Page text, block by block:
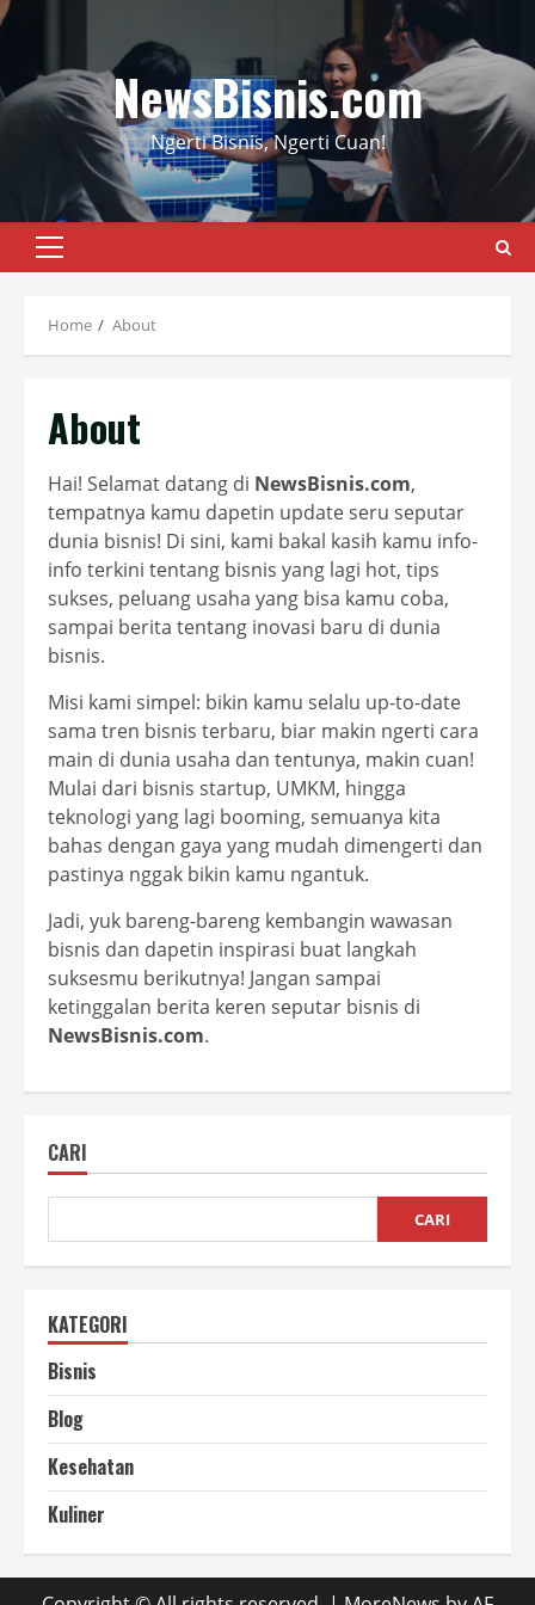
Skip
content
NewsBisnis.com
Ngerti Bisnis, Ngerti Cuan!
Primary
Home About
About
Hai! Selamat datang di NewsBisnis.com,
tempatnya kamu dapetin update seru seputar
dunia bisnis! Di sini, kami bakal kasih kamu info-
info terkini tentang bisnis yang lagi hot, tips
sukses, peluang usaha yang bisa kamu coba,
sampai berita tentang inovasi baru di dunia
bisnis.
Misi kami simpel: bikin kamu selalu up-to-date
sama tren bisnis terbaru, biar makin ngerti cara
main di dunia usaha dan tentunya, makin cuan!
Mulai dari bisnis startup, UMKM, hingga
teknologi yang lagi booming, semuanya kita
bahas dengan gaya yang mudah dimengerti dan
pastinya nggak bikin kamu ngantuk.
Jadi, yuk bareng-bareng kembangin wawasan
bisnis dan dapetin inspirasi buat langkah
suksesmu berikutnya! Jangan sampai
ketinggalan berita keren seputar bisnis di
NewsBisnis.com.
CARI
CARI
KATEGORI
Bisnis
Blog
Kesehatan
Kuliner